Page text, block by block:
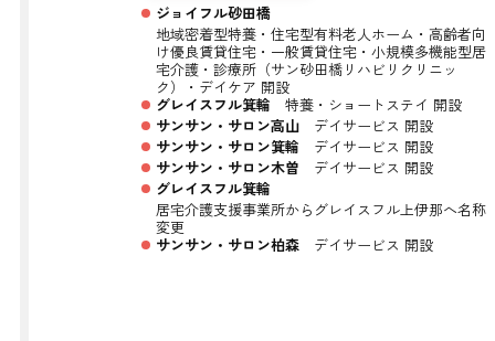
ジョイフル砂田橋
地域密着型特養・住宅型有料老人ホーム・高齢者向
け優良賃貸住宅・一般賃貸住宅・小規模多機能型居
宅介護・診療所（サン砂田橋リハビリクリニッ
ク）・デイケア 開設
グレイスフル箕輪 特養・ショートステイ 開設
サンサン・サロン高山デイサービス 開設
サンサン・サロン箕輪 デイサービス 開設
サンサン・サロン木曽 デイサービス 開設
グレイスフル箕輪
居宅介護支援事業所からグレイスフル上伊那へ名称
変更
サンサン・サロン柏森デイサービス 開設